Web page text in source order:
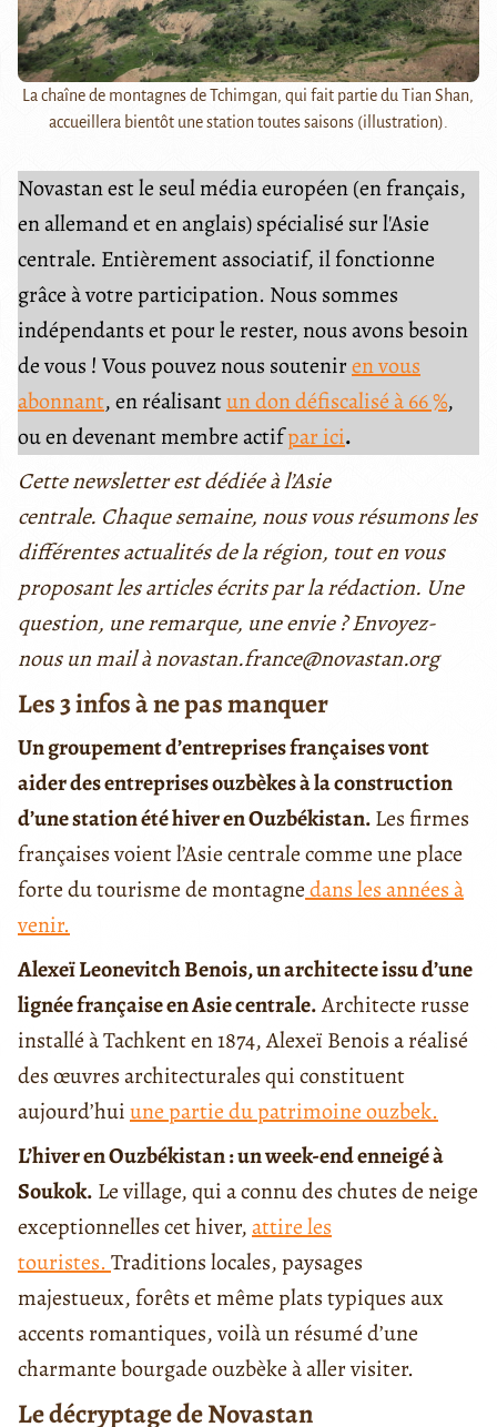
La chaîne de montagnes de Tchimgan, qui fait partie du Tian Shan,
accueillera bientôt une station toutes saisons (illustration).
Novastan est le seul média européen (en français,
en allemand et en anglais) spécialisé sur l'Asie
centrale. Entièrement associatif, il fonctionne
grâce à votre participation. Nous sommes
indépendants et pour le rester, nous avons besoin
de vous ! Vous pouvez nous souteniren vous
abonnant, en réalisantun don défiscalisé à 66 %,
ou en devenant membre actifpar ici.
Cette newsletter est dédiée à l’Asie
centrale. Chaque semaine, nous vous résumons les
différentes actualités de la région, tout en vous
proposant les articles écrits par la rédaction. Une
question, une remarque, une envie ? Envoyez-
nous un mail à novastan.france@novastan.org
Les 3 infos à ne pas manquer
Un groupement d’entreprises françaises vont
aider des entreprises ouzbèkes à la construction
d’une station été hiver en Ouzbékistan.Les firmes
françaises voient l’Asie centrale comme une place
forte du tourisme de montagnedans les années à
venir.
Alexeï Leonevitch Benois, un architecte issu d’une
lignée française en Asie centrale.Architecte russe
installé à Tachkent en 1874, Alexeï Benois a réalisé
des œuvres architecturales qui constituent
aujourd’huiune partie du patrimoine ouzbek.
L’hiver en Ouzbékistan : un week-end enneigé à
Soukok. Le village, qui a connu des chutes de neige
exceptionnelles cet hiver,attire les
touristes.Traditions locales, paysages
majestueux, forêts et même plats typiques aux
accents romantiques, voilà un résumé d’une
charmante bourgade ouzbèke à aller visiter.
Le décryptage de Novastan